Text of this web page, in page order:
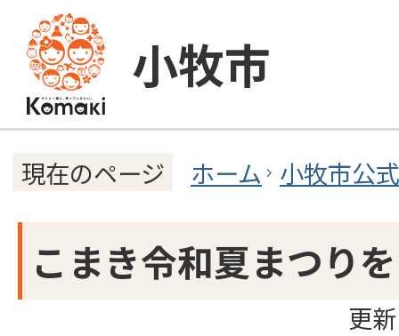
小牧市
現在のページ ホーム 小牧市公
こまき令和夏まつり
更